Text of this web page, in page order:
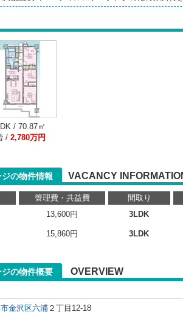
/ 70.87㎡
/ 2,780万円
の物件情報 VACANCY
管理費・共益費 間取り
13,600円 3LDK
15,860円 3LDK
の物件概要 OVERVIEW
金沢区六浦 ２丁目12-18